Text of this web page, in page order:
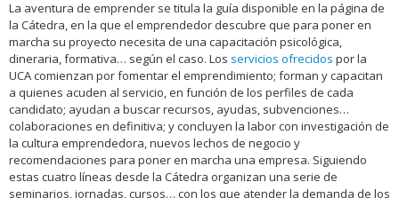
La aventura de emprender se titula la guía disponible en la página de
la Cátedra, en la que el emprendedor descubre que para poner en
marcha su proyecto necesita de una capacitación psicológica,
dineraria, formativa… según el caso. Los servicios ofrecidos por la
UCA comienzan por fomentar el emprendimiento; forman y capacitan
a quienes acuden al servicio, en función de los perfiles de cada
candidato; ayudan a buscar recursos, ayudas, subvenciones…
colaboraciones en definitiva; y concluyen la labor con investigación de
la cultura emprendedora, nuevos lechos de negocio y
recomendaciones para poner en marcha una empresa. Siguiendo
estas cuatro líneas desde la Cátedra organizan una serie de
seminarios, jornadas, cursos… con los que atender la demanda de los